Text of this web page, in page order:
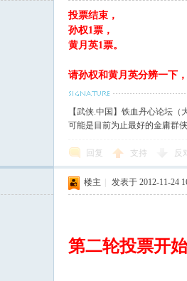
投票结束，
孙权1票，
黄月英1票。
请孙权和黄月英分辨一下
【武侠.中国】铁血丹心论坛
可能是目前为止最好的金庸群
回复 支持 反
楼主 发表于 2012-11-24
第二轮投票开始